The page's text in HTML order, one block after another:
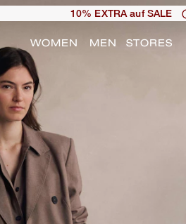
10% EXTRA auf SALE
WOMEN MEN STORES